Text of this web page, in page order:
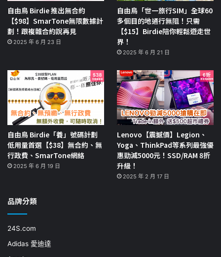
自由鳥 Birdie 推出無合約
【$98】SmarTone無限數據計
劃！跟複雜合約說再見
2025 年 6 月 23 日
自由鳥「世一旅行SIM」全球60
多個目的地通行無阻！只需
【$15】Birdie陪你輕鬆遊走世
界！
2025 年 6 月 21 日
自由鳥 Birdie「養」號碼計劃
低用量首選【$38】無合約、無
行政費、SmarTone網絡
2025 年 6 月 19 日
Lenovo【震撼價】Legion、
Yoga、ThinkPad等系列最強優
惠勁減5000元！SSD/RAM 8折
升級！
2025 年 2 月 17 日
品牌分類
24S.com
Adidas 愛迪達